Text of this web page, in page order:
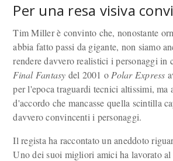
Per una resa visiva
Tim Miller è convinto che, nonostante
abbia fatto passi da gigante, non siamo
rendere davvero realistici i personaggi in
Final Fantasy del 2001 o Polar Express
per l'epoca traguardi tecnici altissimi, ma
d'accordo che mancasse quella scintilla
davvero convincenti i personaggi.
Il regista ha raccontato un aneddoto
Uno dei suoi migliori amici ha lavorato